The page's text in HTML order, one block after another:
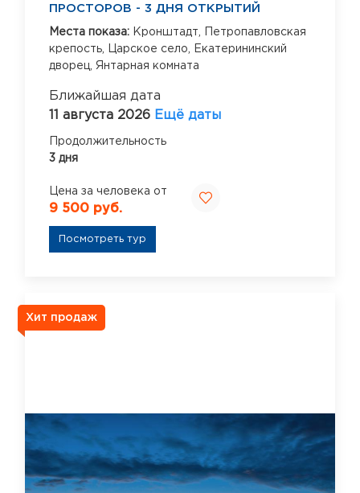
ПРОСТОРОВ - 3 ДНЯ ОТКРЫТИЙ
Места показа: Кронштадт,
Петропавловская
крепость,
Царское село,
Екатерининский
дворец, Янтарная комната
Ближайшая дата
11 августа 2026 Ещё даты
Продолжительность
3 дня
Цена за человека от
9 500 руб.
Посмотреть тур
Хит продаж